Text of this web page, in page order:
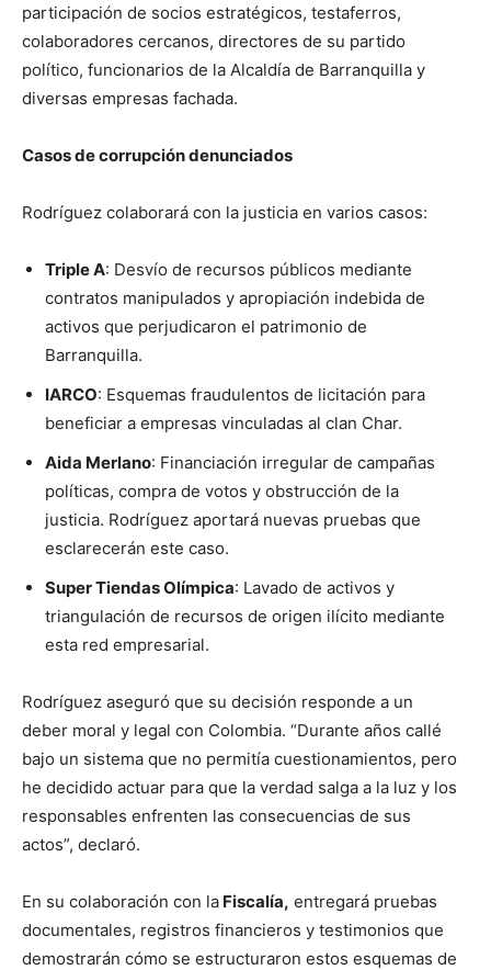
participación de socios estratégicos, testaferros,
colaboradores cercanos, directores de su partido
político, funcionarios de la Alcaldía de Barranquilla y
diversas empresas fachada.
Casos de corrupción denunciados
Rodríguez colaborará con la justicia en varios casos:
Triple A: Desvío de recursos públicos mediante
contratos manipulados y apropiación indebida de
activos que perjudicaron el patrimonio de
Barranquilla.
IARCO: Esquemas fraudulentos de licitación para
beneficiar a empresas vinculadas al clan Char.
Aida Merlano: Financiación irregular de campañas
políticas, compra de votos y obstrucción de la
justicia. Rodríguez aportará nuevas pruebas que
esclarecerán este caso.
Super Tiendas Olímpica: Lavado de activos y
triangulación de recursos de origen ilícito mediante
esta red empresarial.
Rodríguez aseguró que su decisión responde a un
deber moral y legal con Colombia. “Durante años callé
bajo un sistema que no permitía cuestionamientos, pero
he decidido actuar para que la verdad salga a la luz y los
responsables enfrenten las consecuencias de sus
actos”, declaró.
En su colaboración con la Fiscalía, entregará pruebas
documentales, registros financieros y testimonios que
demostrarán cómo se estructuraron estos esquemas de